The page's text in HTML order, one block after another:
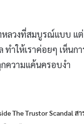
หลวงที่สมบูรณ์แบบ แต่
ำให้เราค่อยๆ เห็นกา
ความแค้นครอบงำ
The Trustor Scandal ส